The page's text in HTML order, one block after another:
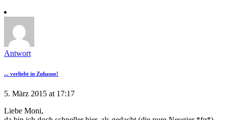
Antwort
... verliebt in Zuhause!
5. März 2015 at 17:17
Liebe Moni,